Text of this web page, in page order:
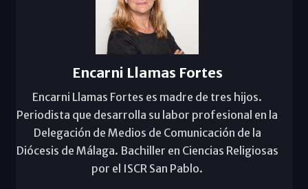
Encarni Llamas Fortes
Encarni Llamas Fortes es madre de tres hijos.
Periodista que desarrolla su labor profesional en la
Delegación de Medios de Comunicación de la
Diócesis de Málaga. Bachiller en Ciencias Religiosas
por el ISCR San Pablo.